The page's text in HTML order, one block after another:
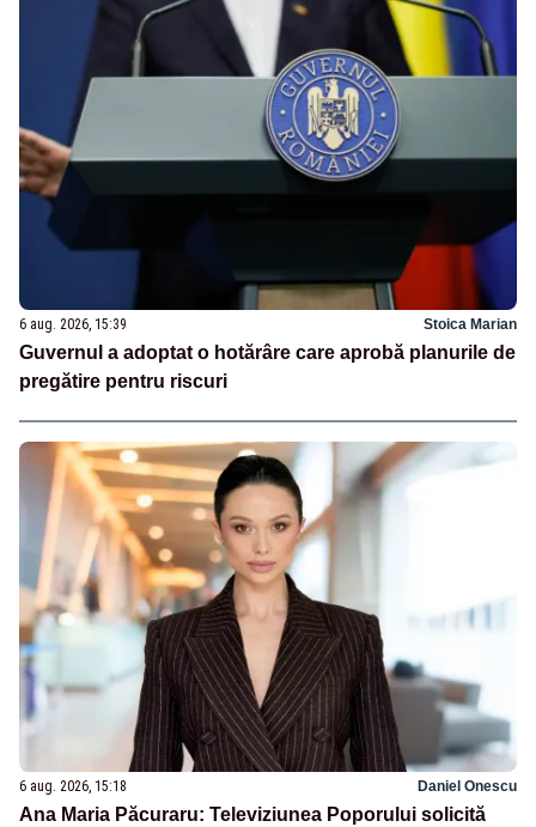
6 aug. 2026, 15:39 Stoica Marian
Guvernul a adoptat o hotărâre care aprobă planurile de
pregătire pentru riscuri
6 aug. 2026, 15:18 Daniel Onescu
Ana Maria Păcuraru: Televiziunea Poporului solicită